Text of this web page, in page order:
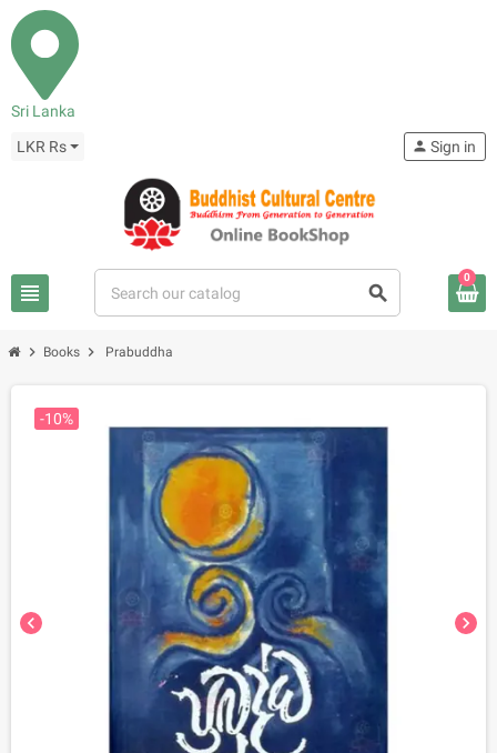
Sri Lanka
LKR Rs
view_headline search
person Sign in
0
chevron_right Books chevron_right Prabuddha
chevron_left chevron_right
-10%